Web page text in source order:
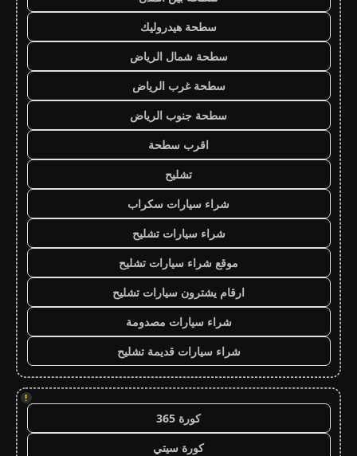
سطحة هيدروليك
سطحة شمال الرياض
سطحة غرب الرياض
سطحة جنوب الرياض
اقرب سطحة
تشليح
شراء سيارات سكراب
شراء سيارات تشليح
موقع شراء سيارات تشليح
ارقام يشترون سيارات تشليح
شراء سيارات مصدومة
شراء سيارات قديمة تشليح
!
كورة 365
كورة سيتي